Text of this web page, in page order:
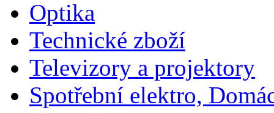
Optika
Technické zboží
Televizory a projektory
Spotřební elektro,